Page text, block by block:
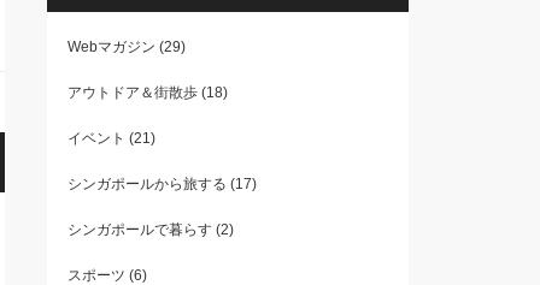
Webマガジン (29)
アウトドア＆街散歩(18)
イベント (21)
シンガポールから旅する (17)
シンガポールで暮らす(2)
スポーツ (6)